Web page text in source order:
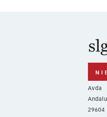
Avda
29604